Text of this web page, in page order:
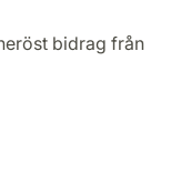
bidrag från